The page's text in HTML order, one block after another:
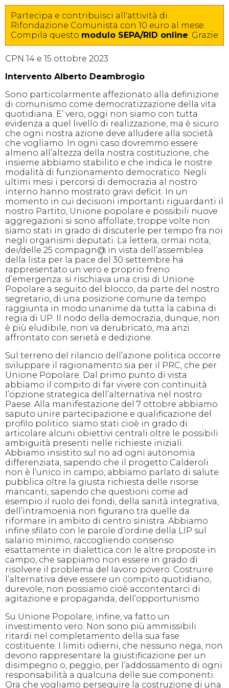
Partecipa e contribuisci all'attività di
Rifondazione Comunista con 10 euro al mese.
Compila questo modulo SEPA/RID online. Grazie
CPN 14 e 15 ottobre 2023
Intervento Alberto Deambrogio
Sono particolarmente affezionato alla definizione
di comunismo come democratizzazione della vita
quotidiana. E’ vero, oggi non siamo con tutta
evidenza a quel livello di realizzazione, ma è sicuro
che ogni nostra azione deve alludere alla società
che vogliamo. In ogni caso dovremmo essere
almeno all’altezza della nostra costituzione, che
insieme abbiamo stabilito e che indica le nostre
modalità di funzionamento democratico. Negli
ultimi mesi i percorsi di democrazia al nostro
interno hanno mostrato gravi deficit. In un
momento in cui decisioni importanti riguardanti il
nostro Partito, Unione popolare e possibili nuove
aggregazioni si sono affollate, troppe volte non
siamo stati in grado di discuterle per tempo fra noi
negli organismi deputati. La lettera, ormai nota,
dei/delle 25 compagn@ in vista dell’assemblea
della lista per la pace del 30 settembre ha
rappresentato un vero e proprio freno
d’emergenza: si rischiava una crisi di Unione
Popolare a seguito del blocco, da parte del nostro
segretario, di una posizione comune da tempo
raggiunta in modo unanime da tutta la cabina di
regia di UP. Il nodo della democrazia, dunque, non
è più eludibile, non va derubricato, ma anzi
affrontato con serietà e dedizione.
Sul terreno del rilancio dell’azione politica occorre
sviluppare il ragionamento sia per il PRC, che per
Unione Popolare. Dal primo punto di vista
abbiamo il compito di far vivere con continuità
l’opzione strategica dell’alternativa nel nostro
Paese. Alla manifestazione del 7 ottobre abbiamo
saputo unire partecipazione e qualificazione del
profilo politico: siamo stati cioè in grado di
articolare alcuni obiettivi centrali oltre le possibili
ambiguità presenti nelle richieste iniziali.
Abbiamo insistito sul no ad ogni autonomia
differenziata, sapendo che il progetto Calderoli
non è l’unico in campo, abbiamo parlato di salute
pubblica oltre la giusta richiesta delle risorse
mancanti, sapendo che questioni come ad
esempio il ruolo dei fondi, della sanità integrativa,
dell’intramoenia non figurano tra quelle da
riformare in ambito di centro sinistra. Abbiamo
infine sfilato con le parole d’ordine della LIP sul
salario minimo, raccogliendo consenso
esattamente in dialettica con le altre proposte in
campo, che sappiamo non essere in grado di
risolvere il problema del lavoro povero. Costruire
l’alternativa deve essere un compito quotidiano,
durevole, non possiamo cioè accontentarci di
agitazione e propaganda, dell’opportunismo.
Su Unione Popolare, infine, va fatto un
investimento vero. Non sono più ammissibili
ritardi nel completamento della sua fase
costituente. I limiti odierni, che nessuno nega, non
devono rappresentare la giustificazione per un
disimpegno o, peggio, per l’addossamento di ogni
responsabilità a qualcuna delle sue componenti.
Ora che vogliamo perseguire la costruzione di una